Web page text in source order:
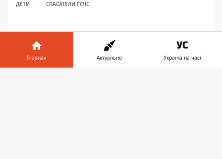
ДЕТИ СПАСАТЕЛИ ГСЧС
Главная Актуально Україна на часі